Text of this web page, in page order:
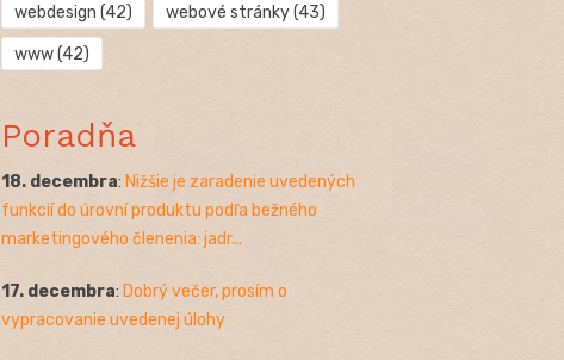
webdesign (42) webové stránky(43)
www(42)
Poradňa
18. decembra: Nižšie je zaradenie uvedených
funkcií do úrovní produktu podľa bežného
marketingového členenia: jadr...
17. decembra: Dobrý večer, prosím o
vypracovanie uvedenej úlohy